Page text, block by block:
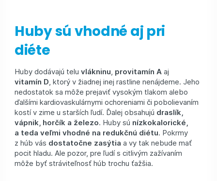
Huby sú vhodné aj pri
diéte
Huby dodávajú telu vlákninu, provi­tamín A aj
vitamín D, ktorý v žiadnej inej rastline nenájdeme. Jeho
nedostatok sa môže prejaviť vysokým tlakom alebo
ďalšími kardiovaskulárnymi ochoreniami či pobolievaním
kostí v zime u starších ľudí. Ďalej obsahujú draslík,
vápnik, horčík a železo. Huby sú nízkokalorické,
a teda veľmi vhodné na redukčnú diétu. Pokrmy
z húb vás dostatočne zasýtia a vy tak nebude mať
pocit hladu. Ale pozor, pre ľudí s citlivým zažívaním
môže byť stráviteľnosť húb trochu ťažšia.